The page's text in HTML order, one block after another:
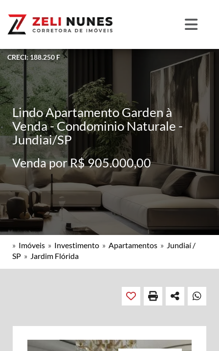
CRECI: 188.250 F
Lindo Apartamento Garden à
Venda - Condominio Naturale -
Jundiai/SP
Venda por R$ 905.000,00
» Imóveis » Investimento » Apartamentos » Jundiaí /
SP » Jardim Flórida